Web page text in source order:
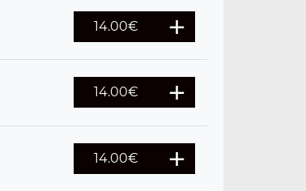
14.00€
14.00€
14.00€